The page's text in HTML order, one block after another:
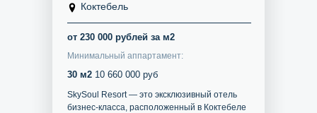
от 230 000 рублей за м2
Минимальный аппартамент:
SkySoul Resort — это эксклюзивный отель
бизнес-класса, расположенный в Коктебеле
30 м2 10 660 000 руб
Коктебель